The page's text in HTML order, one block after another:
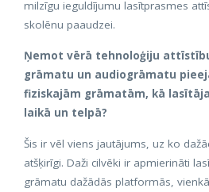
milzīgu ieguldījumu lasītprasmes
skolēnu paaudzei.
Ņemot vērā tehnoloģiju
grāmatu un audiogrāmatu
fiziskajām grāmatām, kā
laikā un telpā?
Šis ir vēl viens jautājums, uz ko
atšķirīgi. Daži cilvēki ir apmierināti
grāmatu dažādās platformās,